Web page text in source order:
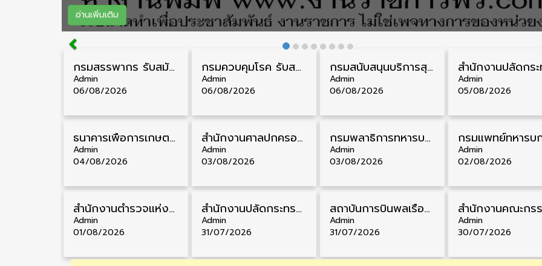
อ่านเพิ่มเติม
กรมสรรพากร รับสมัครลูกจ้างชั่วคราว วุฒิ ปวช./ป.ตรี 138 อัตรา รับสมัคร 17 – 31 สิงหาคม
Admin
06/08/2026
กรมควบคุมโรค รับสมัครสอบบรรจุเข้ารับราชการ วุฒิ ปวส./ป.ตรี 17 อัตรา รับสมัคร 17 สิงหาคม – 4 กันยายน
Admin
06/08/2026
กรมสนับสนุนบริการสุขภาพ รับสมัครคัดเลือกพนักงานราชการ วุฒิ ปวส./ป.ตรี 13 อัตรา รับสมัคร 11 – 20 สิงหาคม
Admin
06/08/2026
Admin
05/08/2026
ธนาคารเพื่อการเกษตรและสหกรณ์การเกษตร รับสมัครบุคคลเพื่อเป็นผู้ช่วยพนักงาน วุฒิ ป.ตรี 5 อัตรา รับสมัคร 4 – 14 สิงหาคม
Admin
04/08/2026
สํานักงานศาลปกครอง รับสมัครสอบบรรจุเข้ารับราชการ วุฒิ ป.ตรี 72 อัตรา รับสมัคร 31 สิงหาคม – 18 กันยายน
Admin
03/08/2026
กรมพลาธิการทหารบก รับสมัครพนักงานราชการ วุฒิ ม.3/ม.6/ปวช. 66 อัตรา รับสมัคร 10 – 17 สิงหาคม
Admin
03/08/2026
Admin
02/08/2026
สำนักงานตำรวจแห่งชาติ รับสมัครสอบนายสิบตำรวจ วุฒิ ม.6/ปวช. 6,000 อัตรา รับสมัคร 8 – 19 สิงหาคม
Admin
01/08/2026
สำนักงานปลัดกระทรวงพาณิชย์ รับสมัครคัดเลือกพนักงานราชการ วุฒิ ปวส./ป.ตรี 11 อัตรา รับสมัคร 10 – 21 สิงหาคม
Admin
31/07/2026
สถาบันการบินพลเรือน รับสมัครคัดเลือกเป็นพนักงาน วุฒิ ป.ตรี/ป.โท/ป.เอก 11 อัตรา รับสมัคร 27 กรกฎาคม – 10 สิงหาคม
Admin
31/07/2026
Admin
30/07/2026